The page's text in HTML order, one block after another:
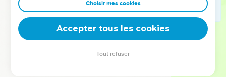
notre Seigneur Jésus viendra avec tous ceux qui lui
appartiennent, vous serez saints devant Dieu notre Père, et
on ne pourra rien vous reprocher.
© Société biblique française – Bibli’O, 2000, avec autorisation. Pour vous procurer
Choisir mes cookies
Accepter tous les cookies
Tout refuser